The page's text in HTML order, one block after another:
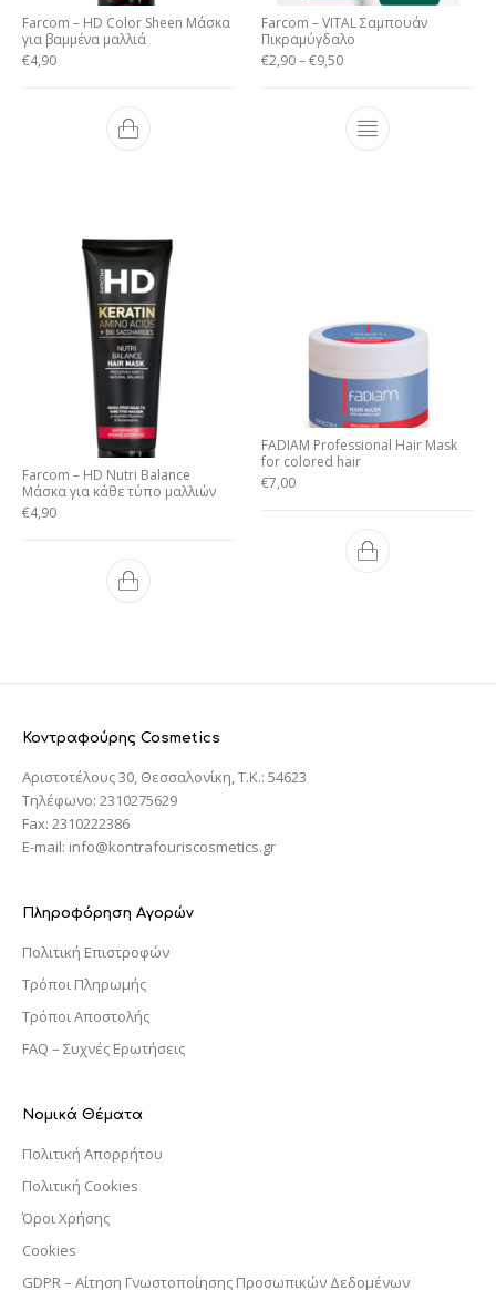
Farcom – HD Color Sheen Μάσκα
για βαμμένα μαλλιά
€4,90
Farcom – VITAL Σαμπουάν
Πικραμύγδαλο
€2,90–€9,50
Farcom – HD Nutri Balance
Mάσκα για κάθε τύπο μαλλιών
€4,90
FADIAM Professional Hair Mask
for colored hair
€7,00
Κοντραφούρης Cosmetics
Αριστοτέλους 30, Θεσσαλονίκη, T.K.: 54623
Τηλέφωνο: 2310275629
Fax: 2310222386
E-mail: info@kontrafouriscosmetics.gr
Πληροφόρηση Αγορών
Πολιτική Επιστροφών
Τρόποι Πληρωμής
Τρόποι Αποστολής
FAQ – Συχνές Ερωτήσεις
Νομικά Θέματα
Πολιτική Απορρήτου
Πολιτική Cookies
Όροι Χρήσης
Cookies
GDPR – Αίτηση Γνωστοποίησης Προσωπικών Δεδομένων